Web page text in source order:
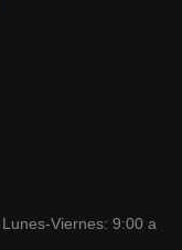
Viernes: 9:00 a